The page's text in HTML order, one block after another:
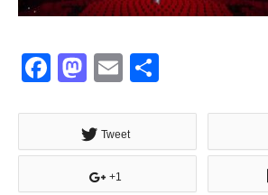
Facebook
Mastodon
Email
Tweet
+1